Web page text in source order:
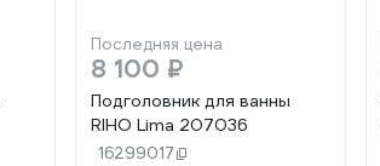
Последняя цена
8 100 ₽
Подголовник для ванны
RIHO Lima 207036
16299017